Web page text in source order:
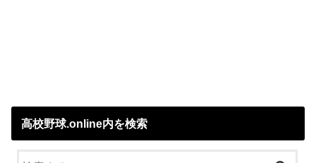
高校野球.online内を検索